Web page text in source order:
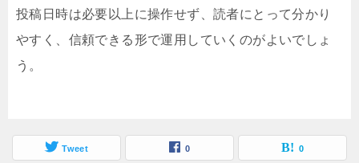
投稿日時は必要以上に操作せず、読者にとって分かり
やすく、信頼できる形で運用していくのがよいでしょ
う。
Tweet 0 0